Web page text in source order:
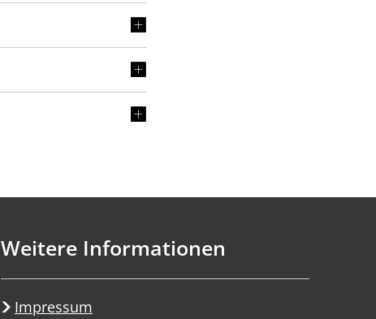
Weitere Informationen
Impressum